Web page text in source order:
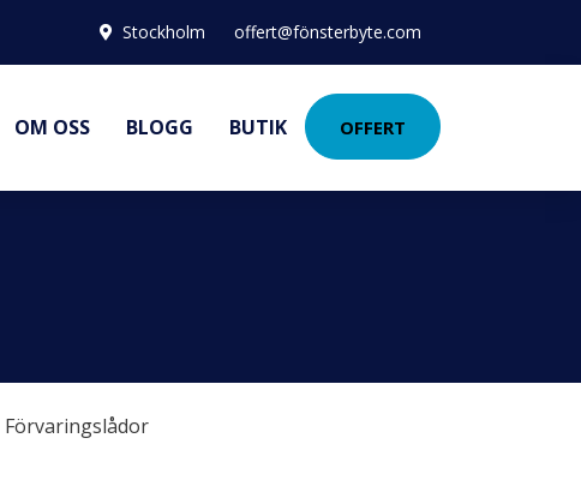
Stockholm offert@fönsterbyte.com
OM OSS BLOGG BUTIK OFFERT
Förvaringslådor